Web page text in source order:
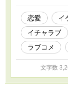
恋愛 イ
イチャラブ
ラブコメ
文字数